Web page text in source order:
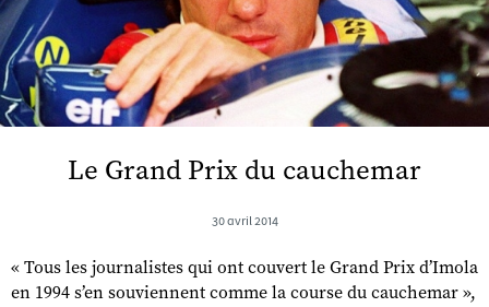
Le Grand Prix du cauchemar
30 avril 2014
« Tous les journalistes qui ont couvert le Grand Prix d’Imola
en 1994 s’en souviennent comme la course du cauchemar »,